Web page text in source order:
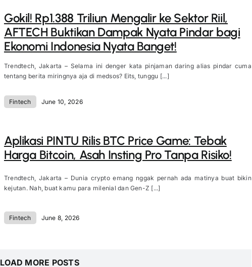
Gokil! Rp1.388 Triliun Mengalir ke Sektor Riil,
AFTECH Buktikan Dampak Nyata Pindar bagi
Ekonomi Indonesia Nyata Banget!
Trendtech, Jakarta – Selama ini denger kata pinjaman daring alias pindar cuma
tentang berita miringnya aja di medsos? Eits, tunggu [...]
Fintech June 10, 2026
Aplikasi PINTU Rilis BTC Price Game: Tebak
Harga Bitcoin, Asah Insting Pro Tanpa Risiko!
Trendtech, Jakarta – Dunia crypto emang nggak pernah ada matinya buat bikin
kejutan. Nah, buat kamu para milenial dan Gen-Z [...]
Fintech June 8, 2026
LOAD MORE POSTS